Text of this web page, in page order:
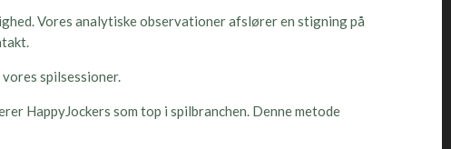
Vores analytiske observationer afslører en stigning på
spilsessioner.
HappyJockers som top i spilbranchen. Denne metode